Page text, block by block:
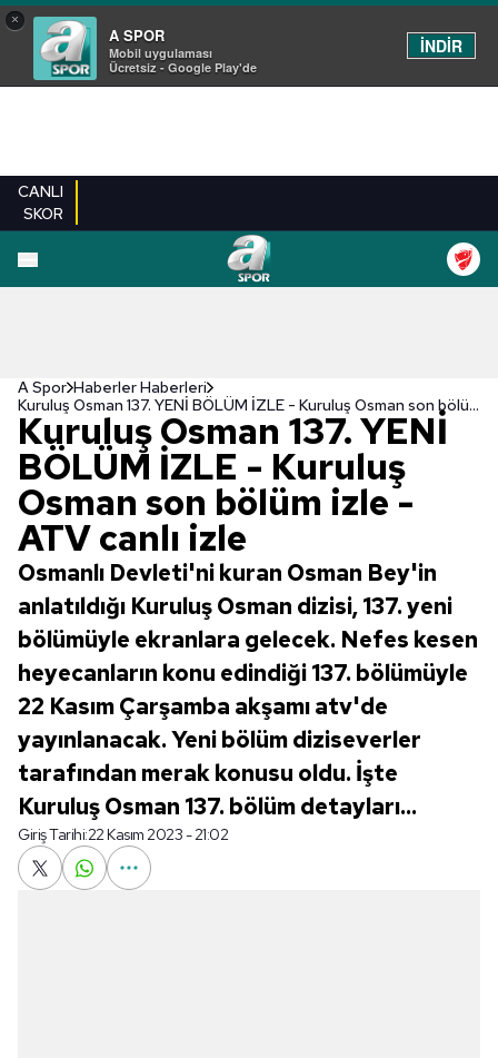
×
A SPOR
Mobil uygulaması
Ücretsiz - Google Play'de
İNDİR
CANLI
SKOR
A Spor Haberler Haberleri
Kuruluş Osman 137. YENİ BÖLÜM İZLE - Kuruluş Osman son bölüm izle - ATV canlı izle
Kuruluş Osman 137. YENİ
BÖLÜM İZLE - Kuruluş
Osman son bölüm izle -
ATV canlı izle
Osmanlı Devleti'ni kuran Osman Bey'in
anlatıldığı Kuruluş Osman dizisi, 137. yeni
bölümüyle ekranlara gelecek. Nefes kesen
heyecanların konu edindiği 137. bölümüyle
22 Kasım Çarşamba akşamı atv'de
yayınlanacak. Yeni bölüm diziseverler
tarafından merak konusu oldu. İşte
Kuruluş Osman 137. bölüm detayları...
Giriş Tarihi:22 Kasım 2023 - 21:02